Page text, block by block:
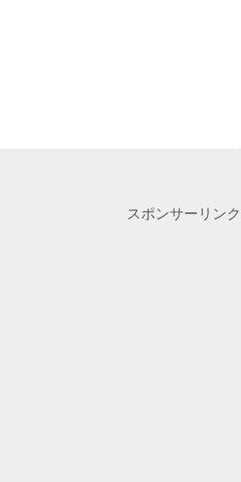
スポンサーリンク